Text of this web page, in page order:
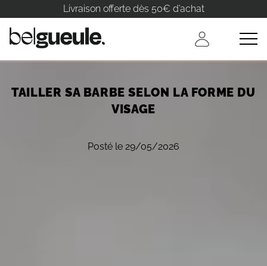
Livraison offerte dès 50€ d’achat
TAILLER SA BARBE SELON LA FORME DU
VISAGE
Posté le 29/05/2026